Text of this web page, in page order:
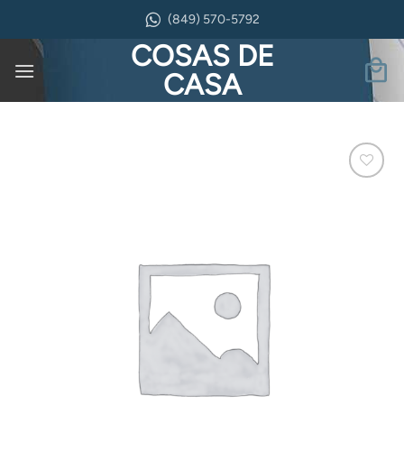
contenido
(849) 570-5792
COSAS DE
CASA